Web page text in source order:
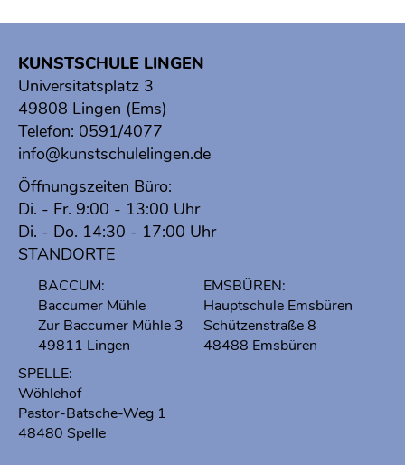
KUNSTSCHULE LINGEN
Universitätsplatz 3
49808 Lingen (Ems)
Telefon: 0591/4077
info@kunstschulelingen.de
Öffnungszeiten Büro:
Di. - Fr. 9:00 - 13:00 Uhr
Di. - Do. 14:30 - 17:00 Uhr
STANDORTE
BACCUM:
Baccumer Mühle
Zur Baccumer Mühle 3
49811 Lingen
EMSBÜREN:
Hauptschule Emsbüren
Schützenstraße 8
48488 Emsbüren
SPELLE:
Wöhlehof
Pastor-Batsche-Weg 1
48480 Spelle